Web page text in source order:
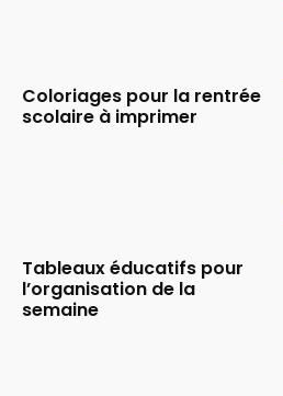
Coloriages pour la rentrée
scolaire à imprimer
Tableaux éducatifs pour
l’organisation de la
semaine